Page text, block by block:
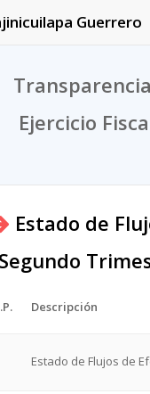
Guerrero
Estado de
Segundo
Descripción
Estado de Flujos de